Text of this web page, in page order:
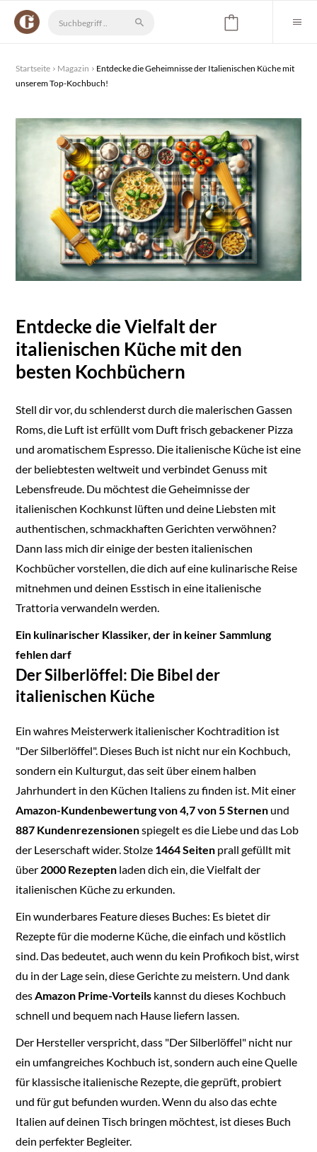
Startseite Magazin
Entdecke die Geheimnisse der Italienischen Küche mit
unserem Top-Kochbuch!
Entdecke die Vielfalt der
italienischen Küche mit den
besten Kochbüchern
Stell dir vor, du schlenderst durch die malerischen Gassen
Roms, die Luft ist erfüllt vom Duft frisch gebackener Pizza
und aromatischem Espresso. Die italienische Küche ist eine
der beliebtesten weltweit und verbindet Genuss mit
Lebensfreude. Du möchtest die Geheimnisse der
italienischen Kochkunst lüften und deine Liebsten mit
authentischen, schmackhaften Gerichten verwöhnen?
Dann lass mich dir einige der besten italienischen
Kochbücher vorstellen, die dich auf eine kulinarische Reise
mitnehmen und deinen Esstisch in eine italienische
Trattoria verwandeln werden.
Ein kulinarischer Klassiker, der in keiner Sammlung
fehlen darf
Der Silberlöffel: Die Bibel der
italienischen Küche
Ein wahres Meisterwerk italienischer Kochtradition ist
"Der Silberlöffel". Dieses Buch ist nicht nur ein Kochbuch,
sondern ein Kulturgut, das seit über einem halben
Jahrhundert in den Küchen Italiens zu finden ist. Mit einer
Amazon-Kundenbewertung von 4,7 von 5 Sternen und
887 Kundenrezensionenspiegelt es die Liebe und das Lob
der Leserschaft wider. Stolze 1464 Seiten prall gefüllt mit
über 2000 Rezepten laden dich ein, die Vielfalt der
italienischen Küche zu erkunden.
Ein wunderbares Feature dieses Buches: Es bietet dir
Rezepte für die moderne Küche, die einfach und köstlich
sind. Das bedeutet, auch wenn du kein Profikoch bist, wirst
du in der Lage sein, diese Gerichte zu meistern. Und dank
desAmazon Prime-Vorteils kannst du dieses Kochbuch
schnell und bequem nach Hause liefern lassen.
Der Hersteller verspricht, dass "Der Silberlöffel" nicht nur
ein umfangreiches Kochbuch ist, sondern auch eine Quelle
für klassische italienische Rezepte, die geprüft, probiert
und für gut befunden wurden. Wenn du also das echte
Italien auf deinen Tisch bringen möchtest, ist dieses Buch
dein perfekter Begleiter.